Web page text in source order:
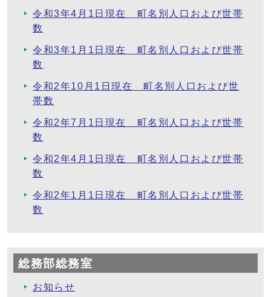
令和3年4月1日現在 町名別人口および世帯
数
令和3年1月1日現在 町名別人口および世帯
数
令和2年10月1日現在 町名別人口および世
帯数
令和2年7月1日現在 町名別人口および世帯
数
令和2年4月1日現在 町名別人口および世帯
数
令和2年1月1日現在 町名別人口および世帯
数
総務部総務室
お知らせ